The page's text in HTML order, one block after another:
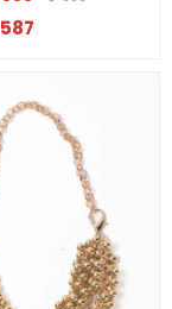
587